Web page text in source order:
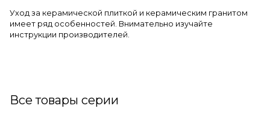
Уход за керамической плиткой и керамическим гранитом
имеет ряд особенностей. Внимательно изучайте
инструкции производителей.
Все товары серии